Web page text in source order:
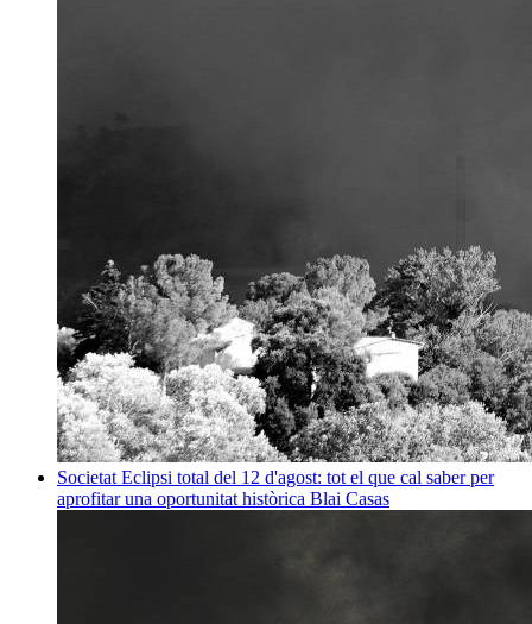
Societat Eclipsi total del 12 d'agost: tot el que cal saber per
aprofitar una oportunitat històrica Blai Casas